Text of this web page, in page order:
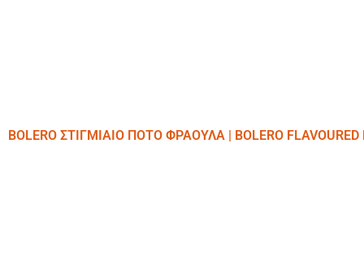
BOLERO ΣΤΙΓΜΙΑΙΟ ΠΟΤΟ ΦΡΑΟΥΛΑ | BOLERO FLAVOURED